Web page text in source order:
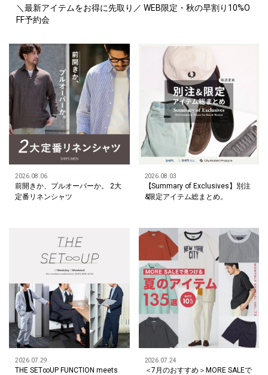
＼最新アイテムをお得に先取り／ WEB限定・秋の早割り10%O
FF予約会
2026.08.06
前開きか、プルオーバーか。 2大
定番リネンシャツ
2026.08.03
【Summary of Exclusives】別注
&限定アイテム総まとめ。
2026.07.29
THE SET∞UP FUNCTION meets
2026.07.24
＜7月のおすすめ＞MORE SALEで